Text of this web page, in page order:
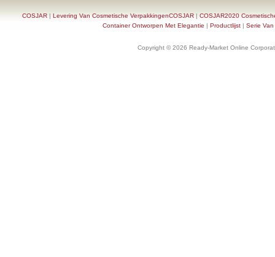
COSJAR | Levering Van Cosmetische VerpakkingenCOSJAR | COSJAR2020
Container Ontworpen Met Elegantie | Productlijst | Serie
Copyright © 2026 Ready-Market Online